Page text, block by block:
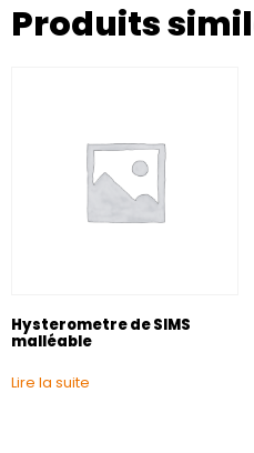
Produits
Hysterometre de SIMS
malléable
Lire la suite